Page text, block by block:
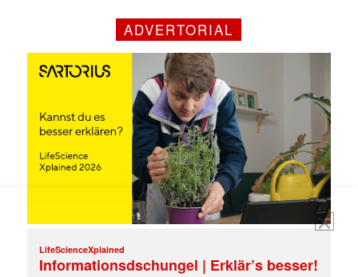
Mit dem |transkript-Newsletter
jede Woche aktuell informiert.
E-
ADVERTORIAL
LifeScienceXplained
Informationsdschungel | Erklär’s besser!